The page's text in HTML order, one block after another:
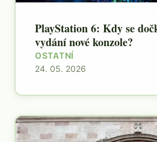
PlayStation 6: Kdy se
vydání nové konzole?
OSTATNÍ
24. 05. 2026